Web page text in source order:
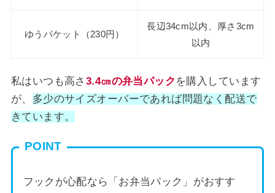
ゆうパケット（230円）
長辺34cm以内、厚さ3cm
以内
私はいつも高さ 3.4㎝の弁当パック を購入しています
が、 多少のサイズオーバーであれば問題なく配送で
きています。
POINT
フックが心配なら「お弁当パック」がおすす